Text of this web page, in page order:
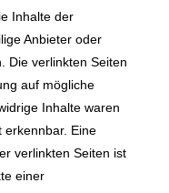
Inhalte der
Anbieter oder
Die verlinkten Seiten
auf mögliche
Inhalte waren
erkennbar. Eine
verlinkten Seiten ist
einer